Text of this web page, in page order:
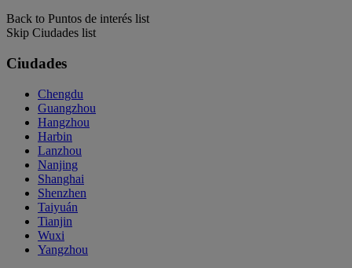
Back to Puntos de interés list
Skip Ciudades list
Ciudades
Chengdu
Guangzhou
Hangzhou
Harbin
Lanzhou
Nanjing
Shanghai
Shenzhen
Taiyuán
Tianjin
Wuxi
Yangzhou